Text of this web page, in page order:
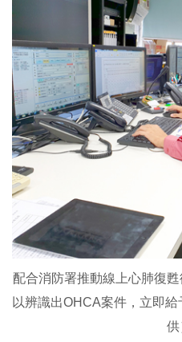
配合消防署推動線上心肺復
以辨識出OHCA案件，立即
供